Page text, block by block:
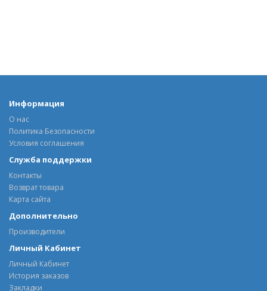
Информация
О нас
Политика Безопасности
Условия соглашения
Служба поддержки
Контакты
Возврат товара
Карта сайта
Дополнительно
Производители
Личный Кабинет
Личный Кабинет
История заказов
Закладки